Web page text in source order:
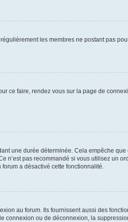
les membres ne postant pas
ce faire, rendez vous sur la page de
une durée déterminée. Cela empêche que
n’est pas recommandé si vous utilisez un
a désactivé cette fonctionnalité.
au forum. Ils fournissent aussi des
ou de déconnexion, la